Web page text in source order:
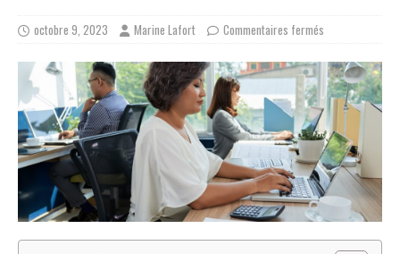
octobre 9, 2023 Marine Lafort Commentaires fermés